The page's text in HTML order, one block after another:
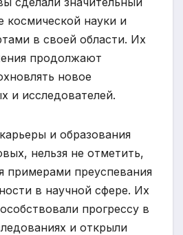
космической науки и
в своей области. Их
продолжают
новое
и исследователей.
и образования
нельзя не отметить,
примерами преуспевания
в научной сфере. Их
прогрессу в
и открыли